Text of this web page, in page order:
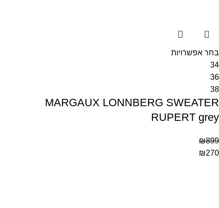
בחר אפשרויות
34
36
38
MARGAUX LONNBERG SWEATER
RUPERT grey
₪899
₪270